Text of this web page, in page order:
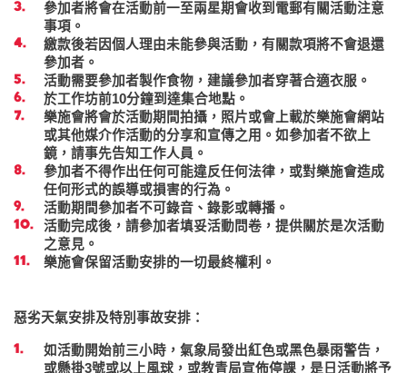
參加者將會在活動前一至兩星期會收到電郵有關活動注意
事項。
繳款後若因個人理由未能參與活動，有關款項將不會退還
參加者。
活動需要參加者製作食物，建議參加者穿著合適衣服。
於工作坊前10分鐘到達集合地點。
樂施會將會於活動期間拍攝，照片或會上載於樂施會網站
或其他媒介作活動的分享和宣傳之用。如參加者不欲上
鏡，請事先告知工作人員。
參加者不得作出任何可能違反任何法律，或對樂施會造成
任何形式的誤導或損害的行為。
活動期間參加者不可錄音、錄影或轉播。
活動完成後，請參加者填妥活動問卷，提供關於是次活動
之意見。
樂施會保留活動安排的一切最終權利。
惡劣天氣安排及特別事故安排：
如活動開始前三小時，氣象局發出紅色或黑色暴雨警告，
或懸掛3號或以上風球，或教青局宣佈停課，是日活動將予